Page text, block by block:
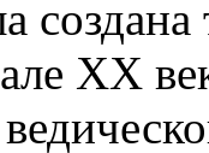
создана
ХХ